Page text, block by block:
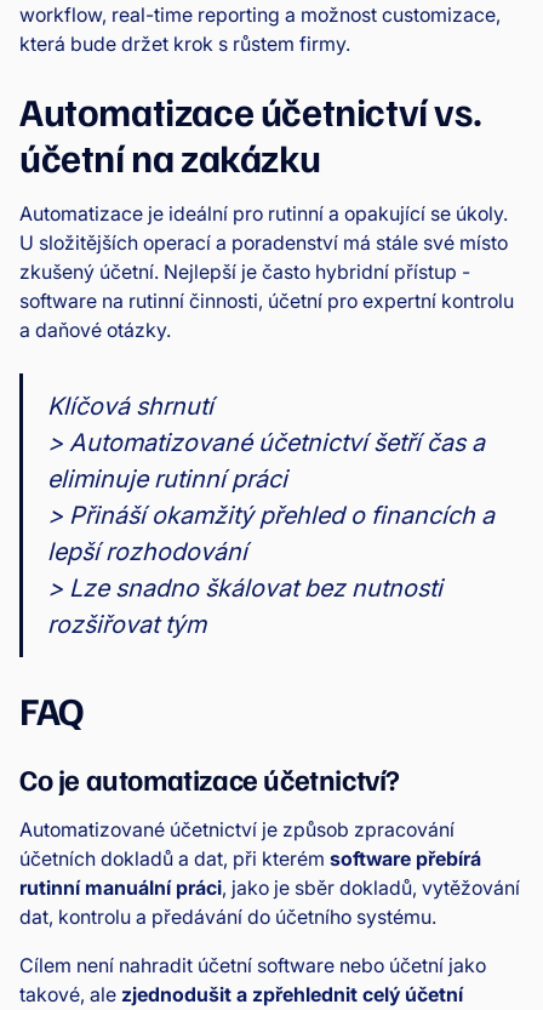
workflow, real-time reporting a možnost customizace,
která bude držet krok s růstem firmy.
Automatizace účetnictví vs.
účetní na zakázku
Automatizace je ideální pro rutinní a opakující se úkoly.
U složitějších operací a poradenství má stále své místo
zkušený účetní. Nejlepší je často hybridní přístup -
software na rutinní činnosti, účetní pro expertní kontrolu
a daňové otázky.
Klíčová shrnutí
> Automatizované účetnictví šetří čas a
eliminuje rutinní práci
> Přináší okamžitý přehled o financích a
lepší rozhodování
> Lze snadno škálovat bez nutnosti
rozšiřovat tým
FAQ
Co je automatizace účetnictví?
Automatizované účetnictví je způsob zpracování
účetních dokladů a dat, při kterém software přebírá
rutinní manuální práci, jako je sběr dokladů, vytěžování
dat, kontrolu a předávání do účetního systému.
Cílem není nahradit účetní software nebo účetní jako
takové, ale zjednodušit a zpřehlednit celý účetní